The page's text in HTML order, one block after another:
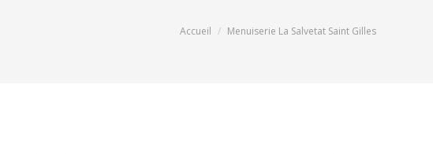
Vous êtes ici :
Accueil Menuiserie La Salvetat Saint Gilles